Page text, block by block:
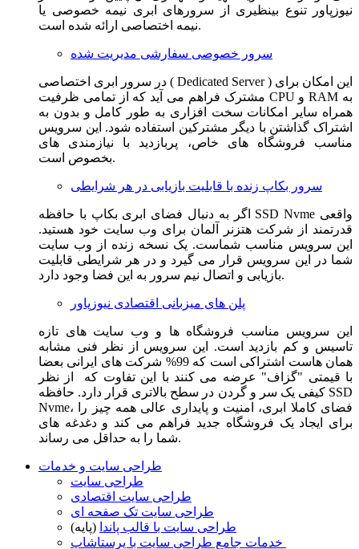
نیوزپاور تنوع بینظیری از سرورهای ابری نیمه خصوصی یا
نیمه اختصاصی ارائه شده است.
سرور خصوصی سفارشی مدیریت شده
در سرور ابری اختصاصی ( Dedicated Server ) این امکان برای
مشترک فراهم می آید که از تمامی ظرفیت CPU و RAM به
همراه سایر امکانات سخت افزاری به طور کامل و بدون به
اشتراک گذاشتن با دیگر مشترکین استفاده شود. این سرویس
مناسب فروشگاه های خاص، پربازدید با نیازمندی های
بخصوص است.
سرور بکاپ زنده با قابلیت بازیابی در هر شرایطی
اگر به دنبال فضای ابری بکاپ با حافظه SSD Nvme واقعی
قدرتمند از شرکت هتزنر آلمان برای وب سایت خود هستید.
این سرویس مناسب شماست. یک نسخه زنده از وب سایت
شما در این سرویس قرار می گیرد و در هر شرایطی قابلیت
بازیابی و اتصال نیم سرور به این فضا وجود دارد.
پلن های میزبانی اقتصادی نیوزپاور
این سرویس مناسب فروشگاه ها و وب سایت های تازه
تاسیس و کم بازدید است. این سرویس از نظر فنی مشابه
همان هاست اشتراکی است که 99% شرکت های ایرانی بعضا
با قیمتی "گزاف" عرضه می کنند با این تفاوت که از نظر
کیفی یک سر و گردن در سطح بالاتری قرار دارد. حافظه SSD
Nvme، فضای کاملا ابری، امنیت و پایداری عالی همه چیز را
برای ایجاد یک فروشگاه جدید فراهم می کند و دغدغه های
شما را به حداقل می رساند.
طراحی سایت و خدمات
طراحی سایت
طراحی سایت اقتصادی
طراحی سایت تک صفحه ای
طراحی سایت با قالب پاندا (پایه)